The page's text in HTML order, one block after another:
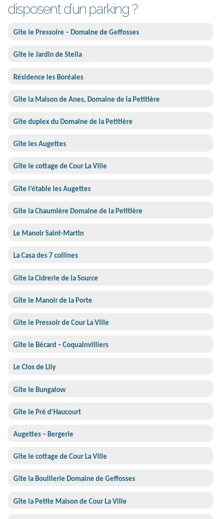
disposent d’un parking ?
Gîte le Pressoire – Domaine de Geffosses
Gîte le Jardin de Stella
Résidence les Boréales
Gîte la Maison de Anes, Domaine de la Petitière
Gîte duplex du Domaine de la Petitière
Gîte les Augettes
Gîte le cottage de Cour La Ville
Gîte l’étable les Augettes
Gîte la Chaumière Domaine de la Petitière
Le Manoir Saint-Martin
La Casa des 7 collines
Gîte la Cidrerie de la Source
Gîte le Manoir de la Porte
Gîte le Pressoir de Cour La Ville
Gîte le Bécard – Coquainvilliers
Le Clos de Lily
Gîte le Bungalow
Gîte le Pré d’Haucourt
Augettes – Bergerie
Gîte le cottage de Cour La Ville
Gîte la Bouillerie Domaine de Geffosses
Gîte la Petite Maison de Cour La Ville